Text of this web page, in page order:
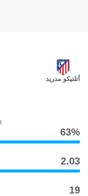
أتلتيكو مدريد
63‎%‎
2.03
19